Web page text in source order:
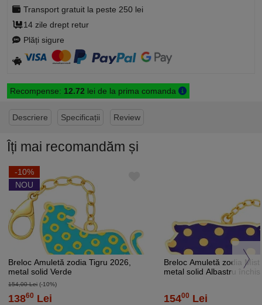
Transport gratuit la peste 250 lei
14 zile drept retur
Plăți sigure
Recompense: 12.72lei de la prima comanda
Descriere Specificații Review
Îți mai recomandăm și
-10%
NOU
Breloc Amuletă zodia Tigru 2026,
metal solid Verde
154,00 Lei (-10%)
13860 Lei
Breloc Amuletă zodia
metal solid Albastru închis
15400 Lei